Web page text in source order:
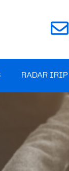
RADAR IRIP